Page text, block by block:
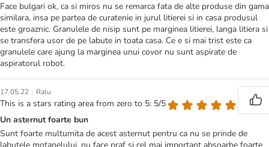
Face bulgari ok, ca si miros nu se remarca fata de alte produse din gama
similara, insa pe partea de curatenie in jurul litierei si in casa produsul
este groaznic. Granulele de nisip sunt pe marginea litierei, langa litiera si
se transfera usor de pe labute in toata casa. Ce e si mai trist este ca
granulele care ajung la marginea unui covor nu sunt aspirate de
aspiratorul robot.
17.05.22 | Ralu
This is a stars rating area from zero to 5: 5/5
Un asternut foarte bun
Sunt foarte multumita de acest asternut pentru ca nu se prinde de